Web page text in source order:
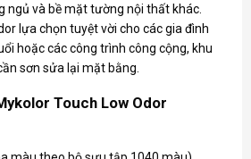
ngủ và bề mặt tường nội thất khác.
lựa chọn tuyệt vời cho các gia đình
hoặc các công trình công cộng, khu
sơn sửa lại mặt bằng.
Touch Low Odor